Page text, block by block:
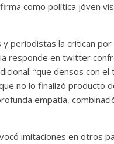
como política jóven
y periodistas la critican
responde en twitter
“que densos con
no lo finalizó producto
empatía,
imitaciones en otros